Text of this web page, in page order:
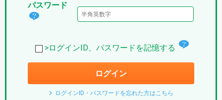
IDと
プ
パスワード
パス
ド
は？
>ログインID、パスワードを記憶する
ェ
ログイン
ログインID・パスワードを忘れた方はこちら